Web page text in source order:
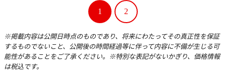
1 2
※掲載内容は公開日時点のものであり、将来にわたってその真正性を保証
するものでないこと、公開後の時間経過等に伴って内容に不備が生じる可
能性があることをご了承ください。※特別な表記がないかぎり、価格情報
は税込です。